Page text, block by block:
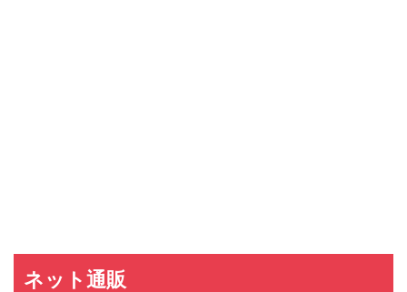
ネット通販